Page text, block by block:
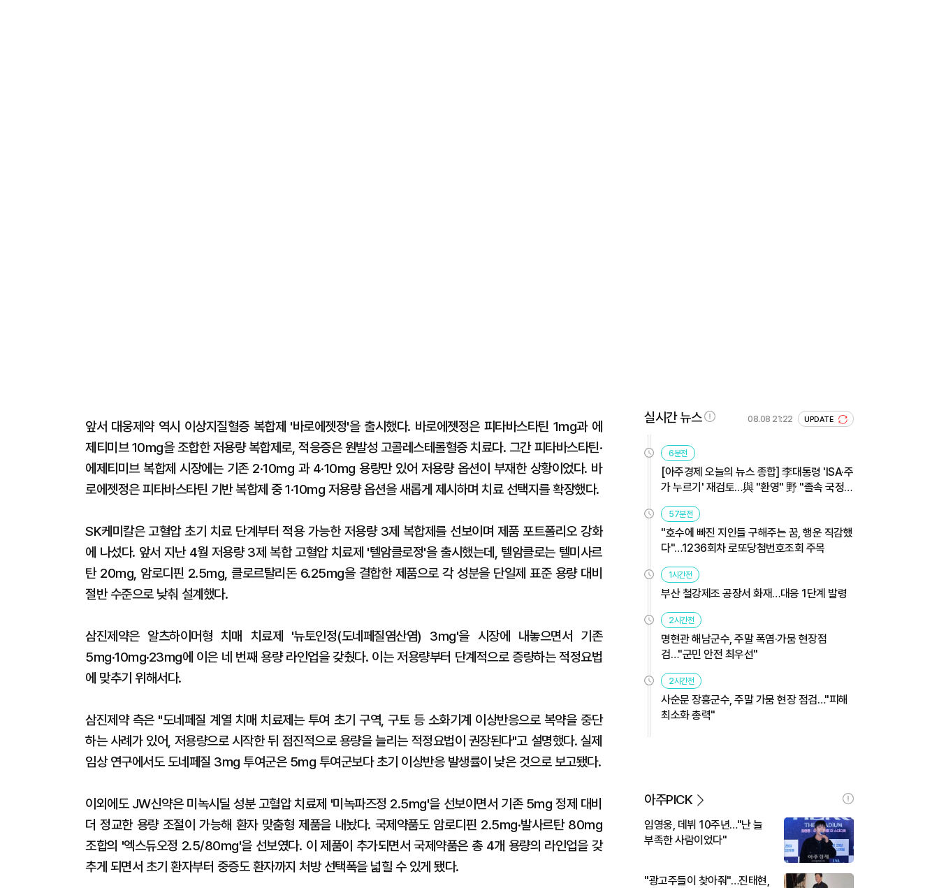
앞서 대웅제약 역시 이상지질혈증 복합제 '바로에젯정'을 출시했다. 바로에젯정은 피타바스타틴 1mg과 에
제티미브 10mg을 조합한 저용량 복합제로, 적응증은 원발성 고콜레스테롤혈증 치료다. 그간 피타바스타틴·
에제티미브 복합제 시장에는 기존 2·10mg 과 4·10mg 용량만 있어 저용량 옵션이 부재한 상황이었다. 바
로에젯정은 피타바스타틴 기반 복합제 중 1·10mg 저용량 옵션을 새롭게 제시하며 치료 선택지를 확장했다.
SK케미칼은 고혈압 초기 치료 단계부터 적용 가능한 저용량 3제 복합제를 선보이며 제품 포트폴리오 강화
에 나섰다. 앞서 지난 4월 저용량 3제 복합 고혈압 치료제 '텔암클로정'을 출시했는데, 텔암클로는 텔미사르
탄 20mg, 암로디핀 2.5mg, 클로르탈리돈 6.25mg을 결합한 제품으로 각 성분을 단일제 표준 용량 대비
절반 수준으로 낮춰 설계했다.
삼진제약은 알츠하이머형 치매 치료제 '뉴토인정(도네페질염산염) 3mg'을 시장에 내놓으면서 기존
5mg·10mg·23mg에 이은 네 번째 용량 라인업을 갖췄다. 이는 저용량부터 단계적으로 증량하는 적정요법
에 맞추기 위해서다.
삼진제약 측은 "도네페질 계열 치매 치료제는 투여 초기 구역, 구토 등 소화기계 이상반응으로 복약을 중단
하는 사례가 있어, 저용량으로 시작한 뒤 점진적으로 용량을 늘리는 적정요법이 권장된다"고 설명했다. 실제
임상 연구에서도 도네페질 3mg 투여군은 5mg 투여군보다 초기 이상반응 발생률이 낮은 것으로 보고됐다.
이외에도 JW신약은 미녹시딜 성분 고혈압 치료제 '미녹파즈정 2.5mg'을 선보이면서 기존 5mg 정제 대비
더 정교한 용량 조절이 가능해 환자 맞춤형 제품을 내놨다. 국제약품도 암로디핀 2.5mg·발사르탄 80mg
조합의 '엑스듀오정 2.5/80mg'을 선보였다. 이 제품이 추가되면서 국제약품은 총 4개 용량의 라인업을 갖
추게 되면서 초기 환자부터 중증도 환자까지 처방 선택폭을 넓힐 수 있게 됐다.
실시간 뉴스 08.08 21:22 UPDATE
6분전
[아주경제 오늘의 뉴스 종합] 李대통령 'ISA·주
가 누르기' 재검토…與 "환영" 野 "졸속 국정"
外
57분전
"호수에 빠진 지인들 구해주는 꿈, 행운 직감했
다"…1236회차 로또당첨번호조회 주목
1시간전
부산 철강제조 공장서 화재…대응 1단계 발령
2시간전
명현관 해남군수, 주말 폭염·가뭄 현장점
검…"군민 안전 최우선"
2시간전
사순문 장흥군수, 주말 가뭄 현장 점검…"피해
최소화 총력"
아주PICK
임영웅, 데뷔 10주년…"난 늘
부족한 사람이었다"
"광고주들이 찾아줘"…진태현,